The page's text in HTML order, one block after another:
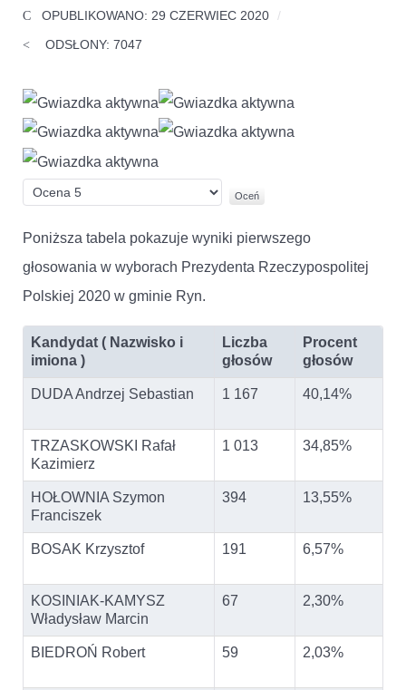
OPUBLIKOWANO: 29 CZERWIEC 2020
ODSŁONY: 7047
Ocena
użytkowników:5/5
Proszę,
Poniższa tabela pokazuje wyniki pierwszego
głosowania w wyborach Prezydenta Rzeczypospolitej
Polskiej 2020 w gminie Ryn.
Kandydat ( Nazwisko i
imiona )
Liczba
głosów
Procent
głosów
DUDA Andrzej Sebastian 1 167 40,14%
TRZASKOWSKI Rafał
Kazimierz
1 013 34,85%
HOŁOWNIA Szymon
Franciszek
394 13,55%
BOSAK Krzysztof 191 6,57%
KOSINIAK-KAMYSZ
Władysław Marcin
67 2,30%
BIEDROŃ Robert 59 2,03%